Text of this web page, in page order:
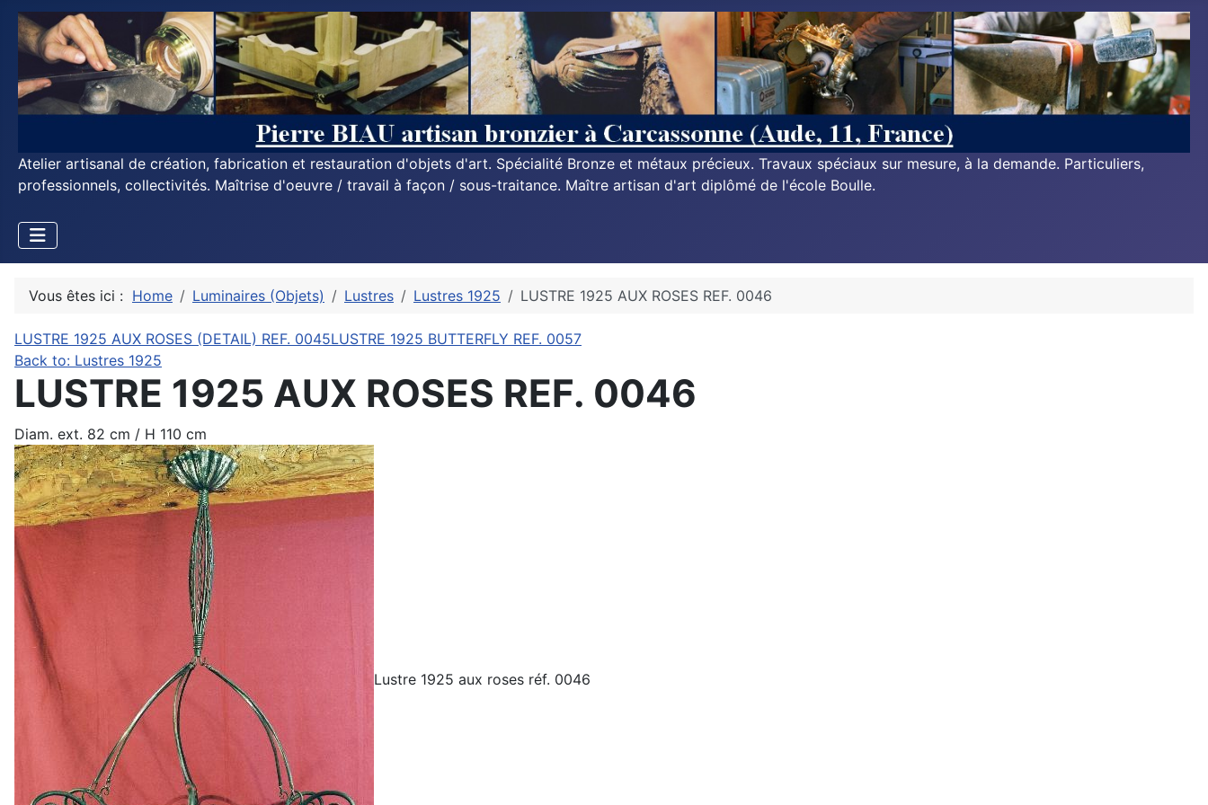
Atelier artisanal de création, fabrication et restauration d'objets d'art. Spécialité Bronze et métaux précieux. Travaux spéciaux sur mesure, à la demande. Particuliers,
professionnels, collectivités. Maîtrise d'oeuvre / travail à façon / sous-traitance. Maître artisan d'art diplômé de l'école Boulle.
Vous êtes ici : Home Luminaires (Objets) Lustres Lustres 1925 LUSTRE 1925 AUX ROSES REF. 0046
LUSTRE 1925 AUX ROSES (DETAIL) REF. 0045LUSTRE 1925 BUTTERFLY REF. 0057
Back to: Lustres 1925
LUSTRE 1925 AUX ROSES REF. 0046
Diam. ext. 82 cm / H 110 cm
Lustre 1925 aux roses réf. 0046